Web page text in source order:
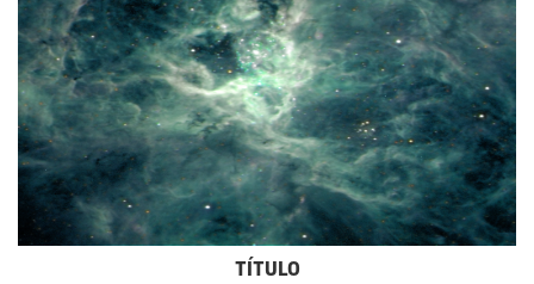
TÍTULO